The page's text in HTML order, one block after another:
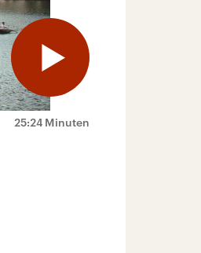
25:24 Minuten